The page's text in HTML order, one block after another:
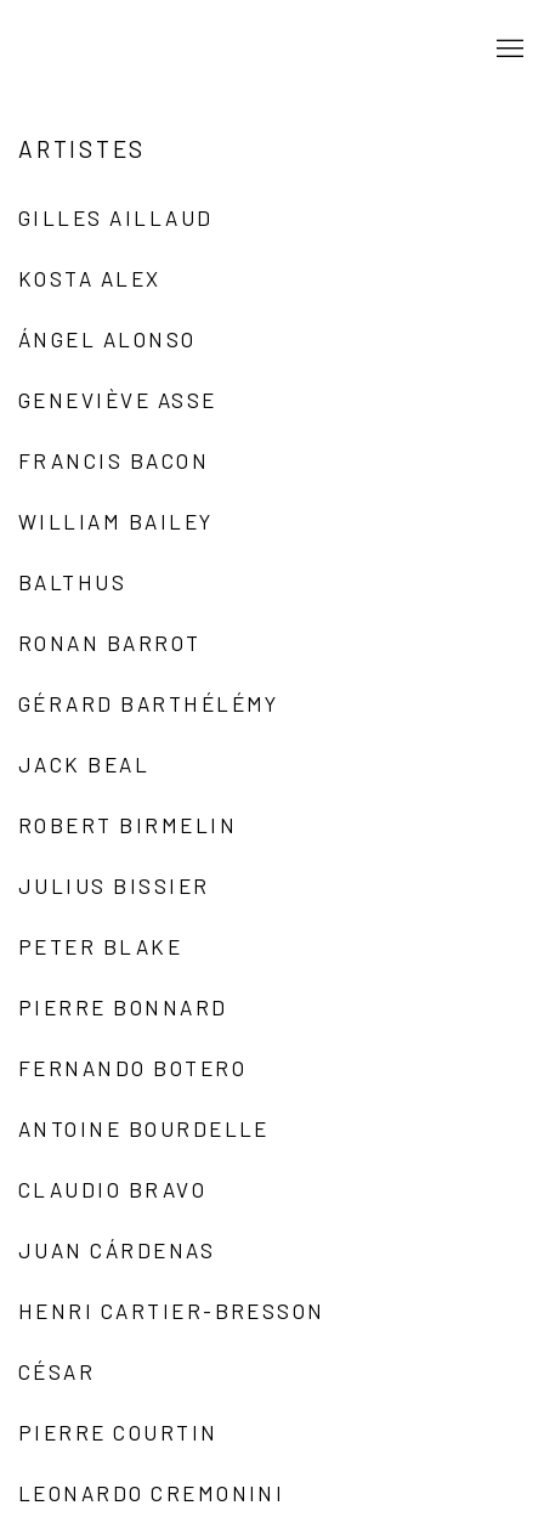
ARTISTES
GILLES AILLAUD
KOSTA ALEX
ÁNGEL ALONSO
GENEVIÈVE ASSE
FRANCIS BACON
WILLIAM BAILEY
BALTHUS
RONAN BARROT
GÉRARD BARTHÉLÉMY
JACK BEAL
ROBERT BIRMELIN
JULIUS BISSIER
PETER BLAKE
PIERRE BONNARD
FERNANDO BOTERO
ANTOINE BOURDELLE
CLAUDIO BRAVO
JUAN CÁRDENAS
HENRI CARTIER-BRESSON
CÉSAR
PIERRE COURTIN
LEONARDO CREMONINI